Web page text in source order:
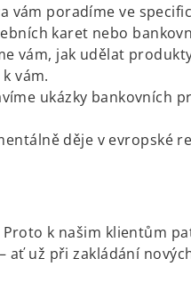
vám poradíme ve
karet nebo
vám, jak udělat
k vám.
ukázky bankovních
děje v evropské
k našim klientům
ať už při zakládání